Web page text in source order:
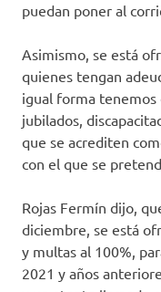
puedan poner al
Asimismo, se está
quienes tengan
igual forma tenemos
jubilados,
que se acrediten
con el que se
Rojas Fermín dijo,
diciembre, se está
y multas al 100%,
2021 y años